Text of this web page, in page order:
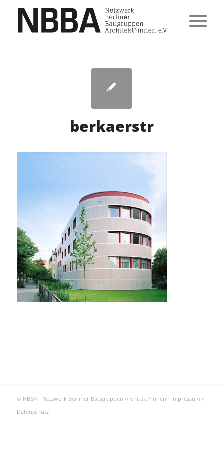
berkaerstr
© NBBA - Netzwerk Berliner Baugruppen Architekt*innen - Impressum /
Datenschutz